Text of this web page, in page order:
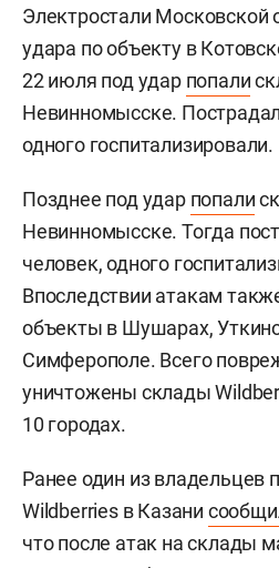
Электростали Московской
удара по объекту в
22 июля под удар попали
Невинномысске.
одного госпитализировали.
Позднее под удар попали
Невинномысске. Тогда
человек, одного
Впоследствии атакам
объекты в Шушарах,
Симферополе. Всего
уничтожены склады
10 городах.
Ранее один из владельцев
Wildberries в Казани
что после атак на склады